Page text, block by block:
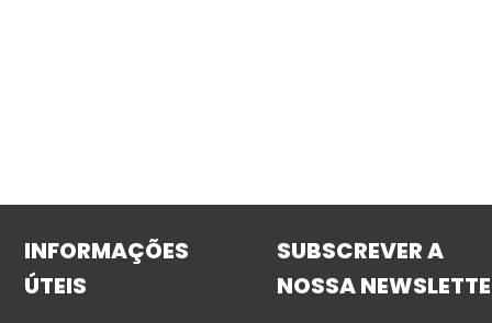
INFORMAÇÕES
ÚTEIS
SUBSCREVER A
NOSSA